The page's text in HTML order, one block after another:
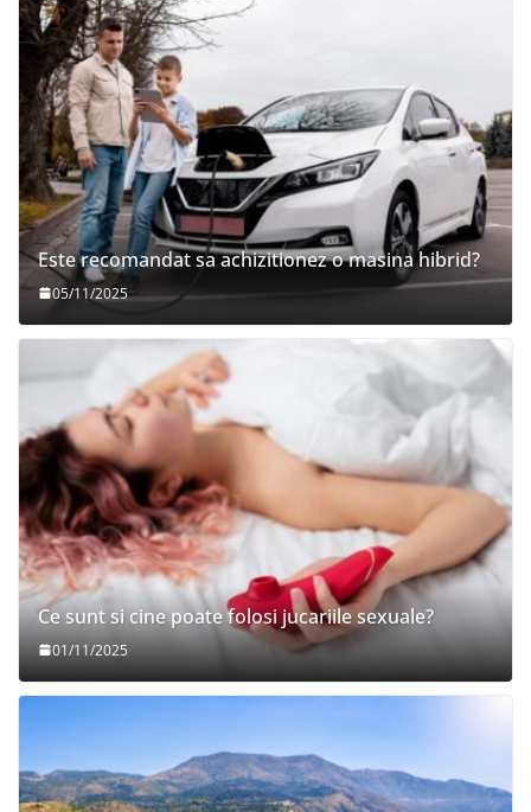
Este recomandat sa achizitionez o masina hibrid?
05/11/2025
Ce sunt si cine poate folosi jucariile sexuale?
01/11/2025